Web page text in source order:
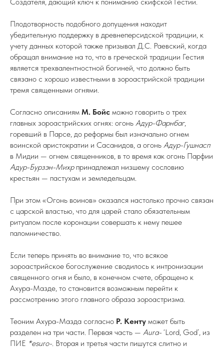
Плодотворность подобного допущения находит
убедительную поддержку в древнеперсидской традиции, к
учету данных которой также призывал Д.С. Раевский, когда
обращал внимание на то, что в греческой традиции Гестия
является трехвалентностной богиней, что должно быть
связано с хорошо известными в зороастрийской традиции
тремя священными огнями.
Согласно описаниям М. Бойс можно говорить о трех
главных зороастрийских огнях: огонь Адур-Фарнбаг,
горевший в Парсе, до реформы был изначально огнем
воинской аристократии и Сасанидов, а огонь Адур-Гушнасп
в Мидии — огнем священников, в то время как огонь Парфии
Адур-Бурзэн-Михрпринадлежал низшему сословию
крестьян — пастухам и земледельцам.
При этом «Огонь воинов» оказался настолько прочно связан
с царской властью, что для царей стало обязательным
ритуалом после коронации совершать к нему пешее
паломничество.
Если теперь принять во внимание то, что всякое
зороастрийское богослужение сводилось к интронизации
священного огня и было, в конечном счете, обращено к
Ахура-Мазде, то становится возможным перейти к
рассмотрению этого главного образа зороастризма.
Теоним Ахура-Мазда согласно Р. Кенту может быть
разделен на три части. Первая часть — Aura- ‘Lord, God’, из
ПИЕ *esuro-. Вторая и третья части пишутся слитно и